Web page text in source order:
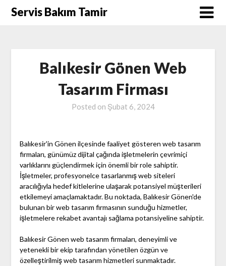
SkipServis Bakım Tamir
Balıkesir Gönen Web
Tasarım Firması
Posted on Şubat 6, 2024
Balıkesir'in Gönen ilçesinde faaliyet gösteren web tasarım
firmaları, günümüz dijital çağında işletmelerin çevrimiçi
varlıklarını güçlendirmek için önemli bir role sahiptir.
İşletmeler, profesyonelce tasarlanmış web siteleri
aracılığıyla hedef kitlelerine ulaşarak potansiyel müşterileri
etkilemeyi amaçlamaktadır. Bu noktada, Balıkesir Gönen'de
bulunan bir web tasarım firmasının sunduğu hizmetler,
işletmelere rekabet avantajı sağlama potansiyeline sahiptir.
Balıkesir Gönen web tasarım firmaları, deneyimli ve
yetenekli bir ekip tarafından yönetilen özgün ve
özelleştirilmiş web tasarım hizmetleri sunmaktadır.